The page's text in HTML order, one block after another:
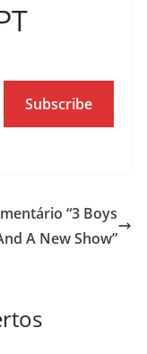
Subscribe
“3 Boys
A New Show”